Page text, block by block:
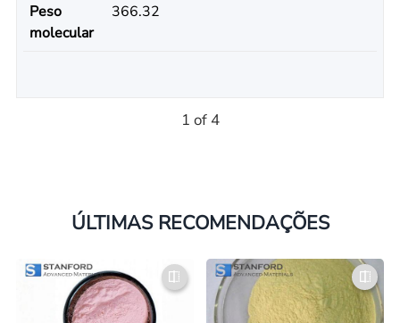
Peso
molecular
366.32
1 of 4
ÚLTIMAS RECOMENDAÇÕES